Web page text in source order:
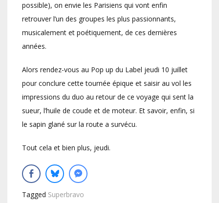
possible), on envie les Parisiens qui vont enfin
retrouver l’un des groupes les plus passionnants,
musicalement et poétiquement, de ces dernières
années.
Alors rendez-vous au Pop up du Label jeudi 10 juillet
pour conclure cette tournée épique et saisir au vol les
impressions du duo au retour de ce voyage qui sent la
sueur, l’huile de coude et de moteur. Et savoir, enfin, si
le sapin glané sur la route a survécu.
Tout cela et bien plus, jeudi.
Tagged Superbravo